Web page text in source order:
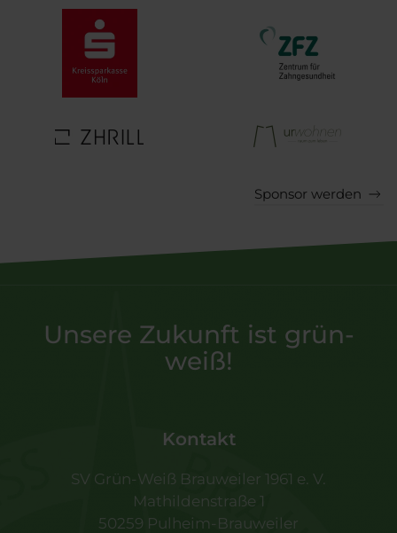
Sponsor werden
Unsere Zukunft ist grün-
weiß!
Kontakt
SV Grün-Weiß Brauweiler 1961 e. V.
Mathildenstraße 1
50259 Pulheim-Brauweiler